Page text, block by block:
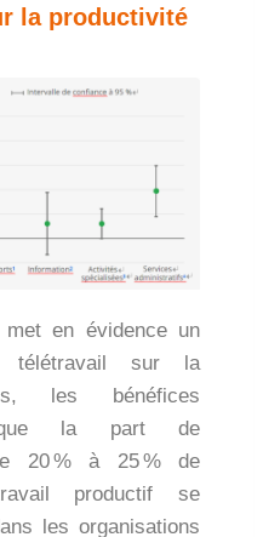
la productivité
met en évidence un
sur la
les bénéfices
la part de
20 % à 25 % de
productif se
les organisations